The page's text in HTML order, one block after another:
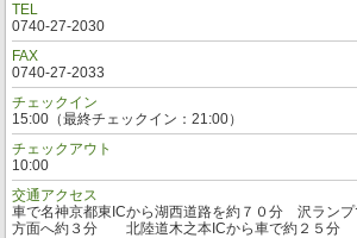
TEL
0740-27-2030
FAX
0740-27-2033
チェックイン
15:00（最終チェックイン：21:00）
チェックアウト
10:00
交通アクセス
車で名神京都東ICから湖西道路を約７０分 沢ランプ
方面へ約３分 北陸道木之本ICから車で約２５分